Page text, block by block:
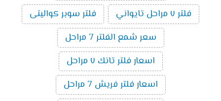
فلتر ٧ مراحل تايواني
فلتر سوبر كواليتى
سعر شمع الفلتر 7 مراحل
اسعار فلتر تانك ٧ مراحل
اسعار فلتر فريش 7 مراحل